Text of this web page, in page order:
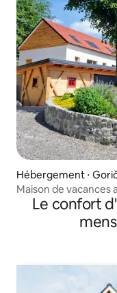
Hébergement ⋅
Maison de vacances
Le confort